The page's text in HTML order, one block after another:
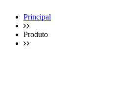
Principal
Produto